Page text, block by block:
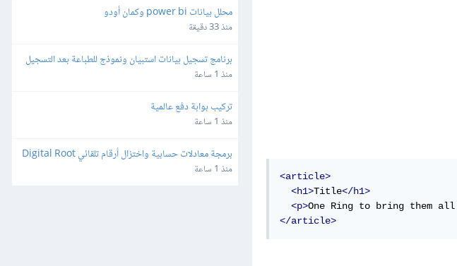
<article>
<h1>Title</h1>
<p>One Ring to bring them
</article>
محلل بيانات power bi وكمان أودو
منذ 33 دقيقة
مع عمل تسلسل
منذ 1 ساعة
تركيب بوابة دفع عالمية
منذ 1 ساعة
على الإكسل
منذ 1 ساعة